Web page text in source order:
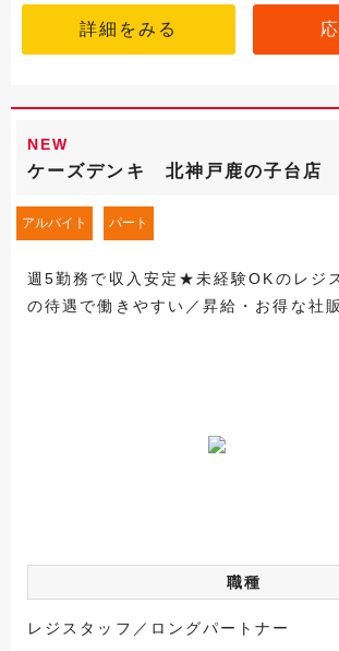
詳細をみる
NEW
ケーズデンキ 北神戸鹿の子台店
アルバイト パート
週5勤務で収入安定★未経験OKのレジ
の待遇で働きやすい／昇給・お得な社
職種
レジスタッフ／ロングパートナー